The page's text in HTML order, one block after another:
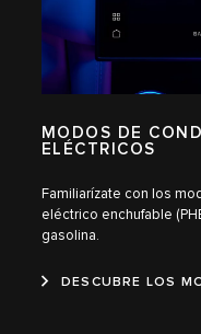
MODOS DE
ELÉCTRICOS
Familiarízate con los
eléctrico enchufable
gasolina.
DESCUBRE LOS